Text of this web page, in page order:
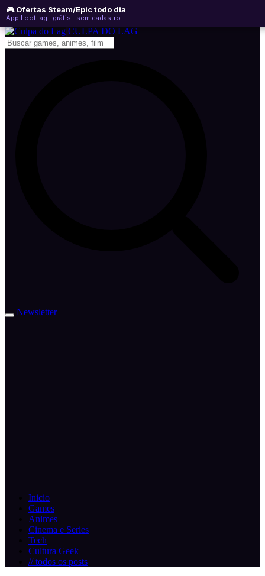
🎮 Ofertas Steam/Epic todo dia
App LootLag · grátis · sem cadastro
sexta-feira, 07 de agosto de 2026
Newsletter
CULPA DO LAG
Newsletter
Inicio
Games
Animes
Cinema e Series
Tech
Cultura Geek
// todos os posts